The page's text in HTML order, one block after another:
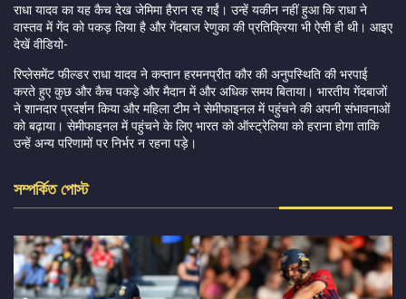
राधा यादव का यह कैच देख जेमिमा हैरान रह गईं। उन्हें यकीन नहीं हुआ कि राधा ने
वास्तव में गेंद को पकड़ लिया है और गेंदबाज रेणुका की प्रतिक्रिया भी ऐसी ही थी। आइए
देखें वीडियो-
रिप्लेसमेंट फील्डर राधा यादव ने कप्तान हरमनप्रीत कौर की अनुपस्थिति की भरपाई
करते हुए कुछ और कैच पकड़े और मैदान में और अधिक समय बिताया। भारतीय गेंदबाजों
ने शानदार प्रदर्शन किया और महिला टीम ने सेमीफाइनल में पहुंचने की अपनी संभावनाओं
को बढ़ाया। सेमीफाइनल में पहुंचने के लिए भारत को ऑस्ट्रेलिया को हराना होगा ताकि
उन्हें अन्य परिणामों पर निर्भर न रहना पड़े।
সম্পর্কিত পোস্ট